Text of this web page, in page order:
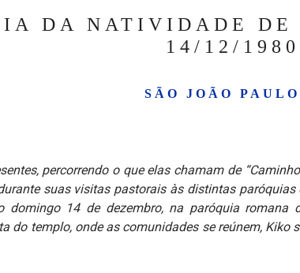
DA NATIVIDADE DE
14/12/1980
SÃO JOÃO
percorrendo o que elas chamam de
suas visitas pastorais às distintas
domingo 14 de dezembro, na paróquia
do templo, onde as comunidades se reúnem,